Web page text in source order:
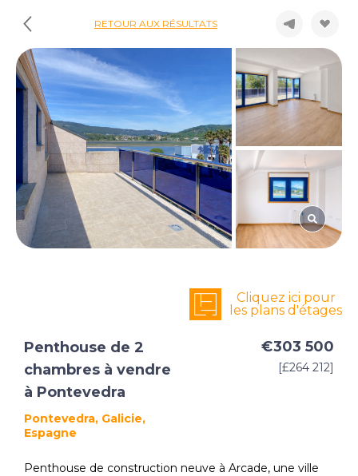
RETOUR AUX RÉSULTATS
Cliquez ici pour
les plans d'étages
Penthouse de 2
chambres à vendre
à Pontevedra
Pontevedra, Galicie,
Espagne
€303 500
[£264 212]
Penthouse de construction neuve à Arcade, une ville